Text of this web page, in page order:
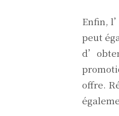
Enfin,
peut
offre.